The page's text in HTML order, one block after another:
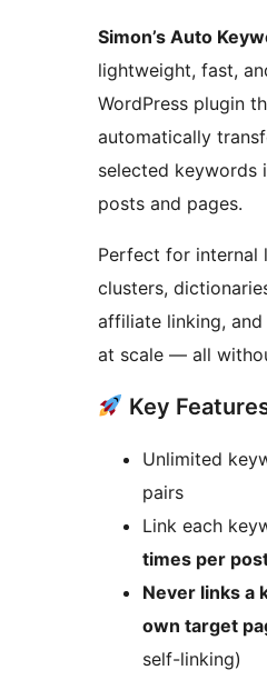
Simon’s Auto
lightweight, fast,
WordPress plugin
automatically
selected keywords
posts and pages.
Perfect for internal
clusters,
affiliate linking, and
at scale — all
Key
Unlimited
pairs
Link each
times per
Never links a
own target
self-linking)